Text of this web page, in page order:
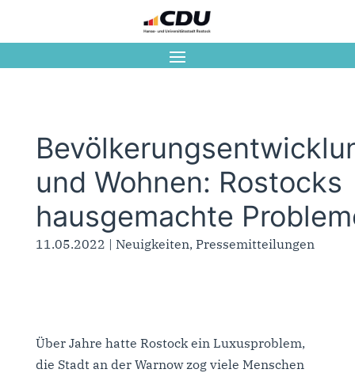
und Wohnen: Rostocks
hausgemachte
11.05.2022 | Neuigkeiten, Pressemitteilungen
Über Jahre hatte Rostock ein Luxusproblem,
die Stadt an der Warnow zog viele Menschen